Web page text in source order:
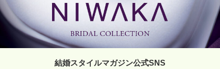
結婚スタイルマガジン公式SNS